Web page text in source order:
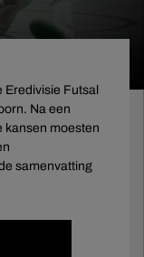
Futsal
Na een
kansen moesten
samenvatting